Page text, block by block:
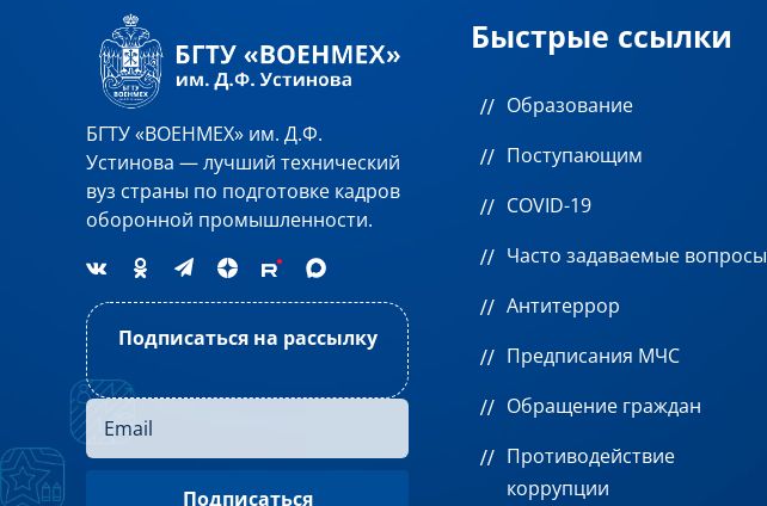
БГТУ «ВОЕНМЕХ» им. Д.Ф.
Устинова — лучший технический
вуз страны по подготовке кадров
оборонной промышленности.
Подписаться на рассылку
Быстрые ссылки
Образование
Поступающим
COVID-19
Часто задаваемые вопросы
Антитеррор
Предписания МЧС
Обращение граждан
Противодействие
коррупции